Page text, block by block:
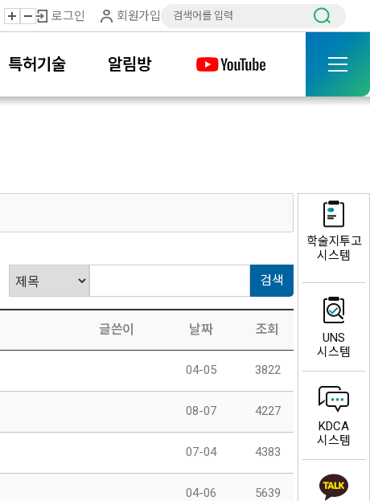
로그인 회원가입
특허기술 알림방
글쓴이 날짜 조회
04-05 3822
08-07 4227
07-04 4383
04-06 5639
학술지투고
시스템
UNS
시스템
KDCA
시스템